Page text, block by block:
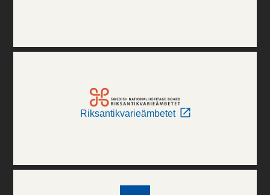
Riksantikvarieämbetet